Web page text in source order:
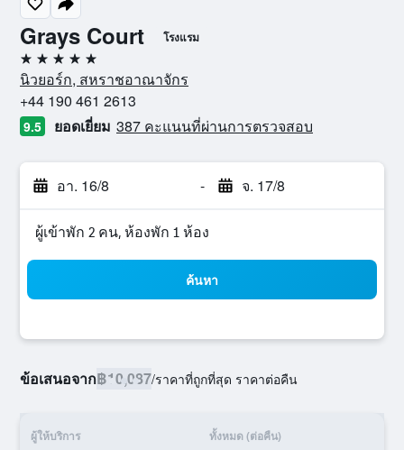
Grays Court โรงแรม
5 ดาว
นิวยอร์ก, สหราชอาณาจักร
+44 190 461 2613
9.5 ยอดเยี่ยม 387 คะแนนที่ผ่านการตรวจสอบ
อา. 16/8 - จ. 17/8
ผู้เข้าพัก 2 คน, ห้องพัก 1 ห้อง
ค้นหา
ข้อเสนอจาก฿10,087/ราคาที่ถูกที่สุด ราคาต่อคืน
ผู้ให้บริการ ทั้งหมด (ต่อคืน)